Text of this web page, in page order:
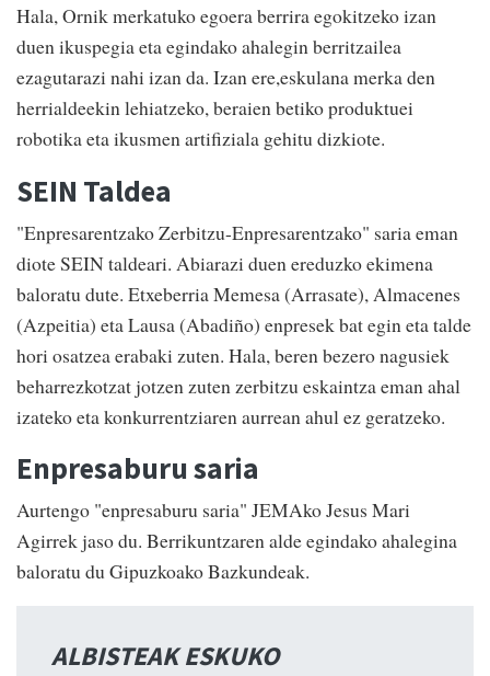
Hala, Ornik merkatuko egoera berrira egokitzeko izan
duen ikuspegia eta egindako ahalegin berritzailea
ezagutarazi nahi izan da. Izan ere,eskulana merka den
herrialdeekin lehiatzeko, beraien betiko produktuei
robotika eta ikusmen artifiziala gehitu dizkiote.
SEIN Taldea
"Enpresarentzako Zerbitzu-Enpresarentzako" saria eman
diote SEIN taldeari. Abiarazi duen ereduzko ekimena
baloratu dute. Etxeberria Memesa (Arrasate), Almacenes
(Azpeitia) eta Lausa (Abadiño) enpresek bat egin eta talde
hori osatzea erabaki zuten. Hala, beren bezero nagusiek
beharrezkotzat jotzen zuten zerbitzu eskaintza eman ahal
izateko eta konkurrentziaren aurrean ahul ez geratzeko.
Enpresaburu saria
Aurtengo "enpresaburu saria" JEMAko Jesus Mari
Agirrek jaso du. Berrikuntzaren alde egindako ahalegina
baloratu du Gipuzkoako Bazkundeak.
ALBISTEAK ESKUKO